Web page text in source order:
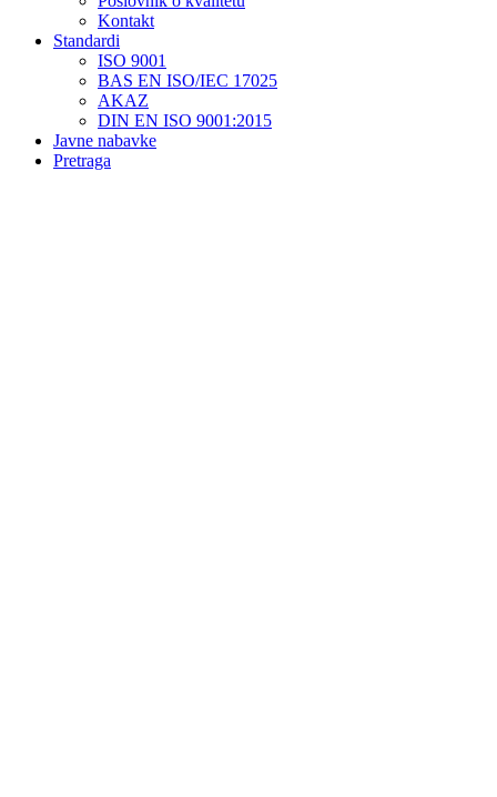
Kontakt
Standardi
ISO 9001
BAS EN ISO/IEC 17025
AKAZ
DIN EN ISO 9001:2015
Javne nabavke
Pretraga